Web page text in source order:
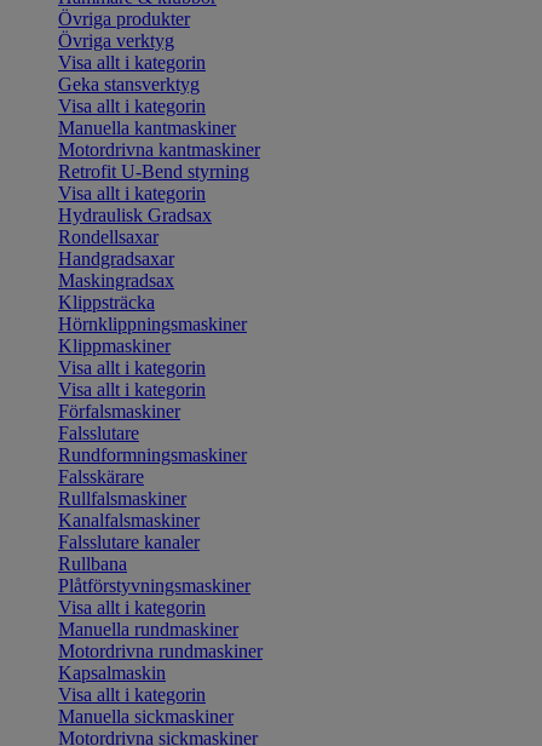
Övriga produkter
Övriga verktyg
Visa allt i kategorin
Geka stansverktyg
Visa allt i kategorin
Manuella kantmaskiner
Motordrivna kantmaskiner
Retrofit U-Bend styrning
Visa allt i kategorin
Hydraulisk Gradsax
Rondellsaxar
Handgradsaxar
Maskingradsax
Klippsträcka
Hörnklippningsmaskiner
Klippmaskiner
Visa allt i kategorin
Visa allt i kategorin
Förfalsmaskiner
Falsslutare
Rundformningsmaskiner
Falsskärare
Rullfalsmaskiner
Kanalfalsmaskiner
Falsslutare kanaler
Rullbana
Plåtförstyvningsmaskiner
Visa allt i kategorin
Manuella rundmaskiner
Motordrivna rundmaskiner
Kapsalmaskin
Visa allt i kategorin
Manuella sickmaskiner
Motordrivna sickmaskiner